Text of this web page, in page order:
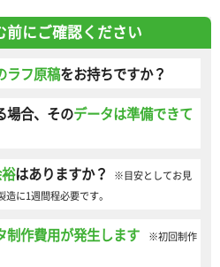
前にご確認ください
ラフ原稿をお持ちですか？
場合、そのデータは準備できて
はありますか？
※目安としてお見
に1週間程必要です。
制作費用が発生します
※初回制作